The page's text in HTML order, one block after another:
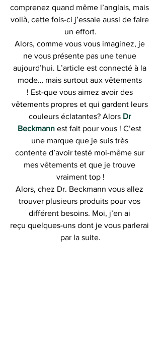
comprenez quand même l’anglais, mais
voilà, cette fois-ci j’essaie aussi de faire
un effort.
Alors, comme vous vous imaginez, je
ne vous présente pas une tenue
aujourd’hui. L’article est connecté à la
mode… mais surtout aux vêtements
! Est-que vous aimez avoir des
vêtements propres et qui gardent leurs
couleurs éclatantes? Alors Dr
Beckmann est fait pour vous ! C’est
une marque que je suis très
contente d’avoir testé moi-même sur
mes vêtements et que je trouve
vraiment top !
Alors, chez Dr. Beckmann vous allez
trouver plusieurs produits pour vos
différent besoins. Moi, j’en ai
reçu quelques-uns dont je vous parlerai
par la suite.